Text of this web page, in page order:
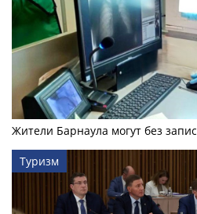
Жители Барнаула могут без
Туризм